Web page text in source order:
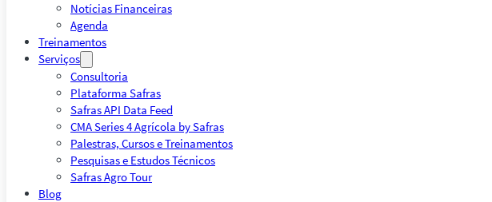
Notícias Financeiras
Agenda
Treinamentos
Serviços
Consultoria
Plataforma Safras
Safras API Data Feed
CMA Series 4 Agrícola by Safras
Palestras, Cursos e Treinamentos
Pesquisas e Estudos Técnicos
Safras Agro Tour
Blog